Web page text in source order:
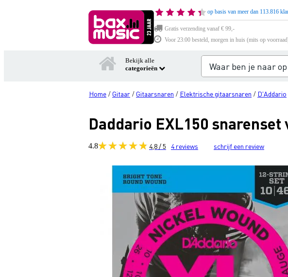
op basis van meer dan 113.816
Gratis verzending vanaf € 99,-
Voor 23:00 besteld, morgen in huis (mits op
Bekijk alle
categorieën
Home / Gitaar / Gitaarsnaren / Elektrische gitaarsnaren / D'Addario
Daddario EXL150
4.8 4,8 / 5 4reviews schrijf een review